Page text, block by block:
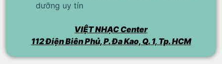
dưỡng uy tín
VIỆT NHẠC Center
112 Điện Biên Phủ, P. Đa Kao, Q. 1, Tp. HCM